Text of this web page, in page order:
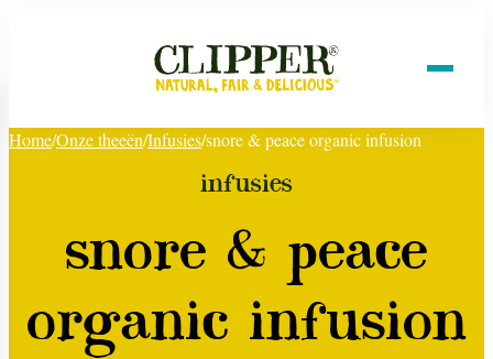
Home/Onze theeën/Infusies/snore & peace organic infusion
infusies
snore & peace
organic infusion